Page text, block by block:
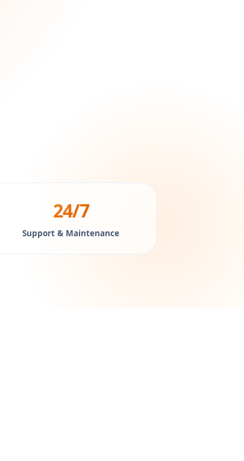
24/7
Support & Maintenance